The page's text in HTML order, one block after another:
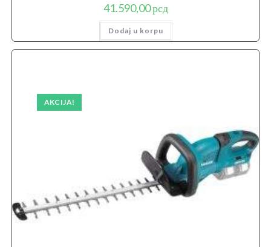
41.590,00рсд
Dodaj u korpu
AKCIJA!